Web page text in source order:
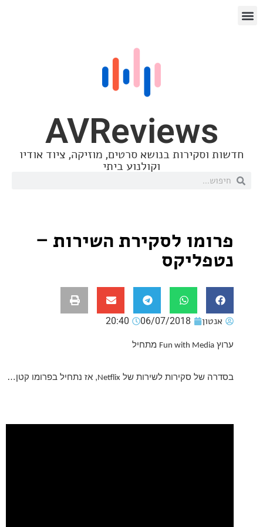
בנושא סרטים, מוזיקה, ציוד אודיו
וקולנוע ביתי
לסקירת השירות –
06/07/2018
20:40
Fun withמתחיל
של סקירות לשירות שלNetflix, אז נתחיל בפרומו קטן…